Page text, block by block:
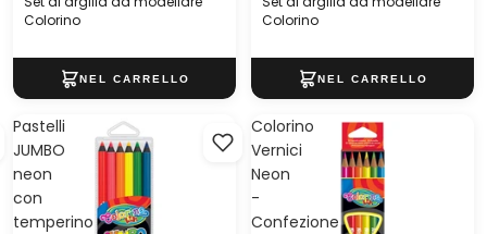
Colorino
Colorino
Pastelli
JUMBO
neon
con
temperino
Colorino
Vernici
Neon
-
Confezione